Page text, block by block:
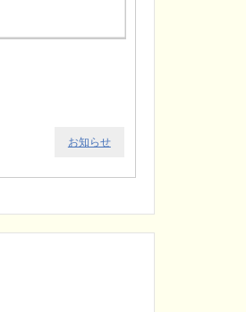
お知らせ